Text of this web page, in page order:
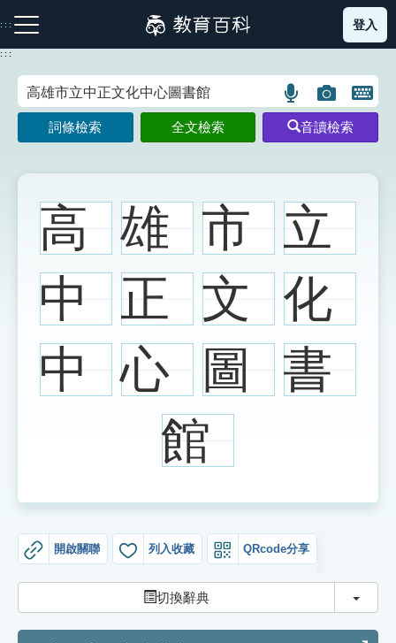
到
主
:::
注音索引圖示 筆畫索引圖示 部首索引表圖示
網站導覽
生字詞彙表
成語故事
遊戲專區
教學應用
登入
:::
語
言
搜
示
圖
片
搜
示
開
鍵
圖
詞條檢索 全文檢索 音讀檢索
高 雄 市 立
中 正 文 化
中 心 圖 書
館
開啟關聯 列入收藏 QRcode分享
切換辭典 切換